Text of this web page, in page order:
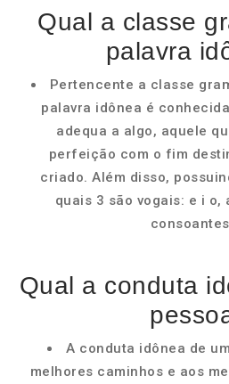
Qual a classe
palavra
Pertencente a classe
palavra idônea é
adequa a algo, aquele
perfeição com o fim
criado. Além disso,
quais 3 são vogais: e i o,
Qual a conduta
A conduta idônea de
melhores caminhos e aos